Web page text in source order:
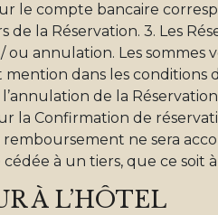
le compte bancaire
de la Réservation. 3. Les
annulation. Les sommes
mention dans les
de la
la Confirmation de
ne sera
à un tiers, que ce soit
À L’HÔTEL